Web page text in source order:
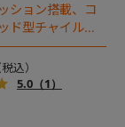
ション搭載、コ
ド型チャイルド
年モデル）。
5.0（1）